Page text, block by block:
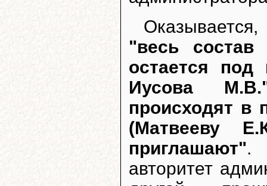
"весь
остается
Иусова
происходят в
(Матвееву
приглашают".
авторитет